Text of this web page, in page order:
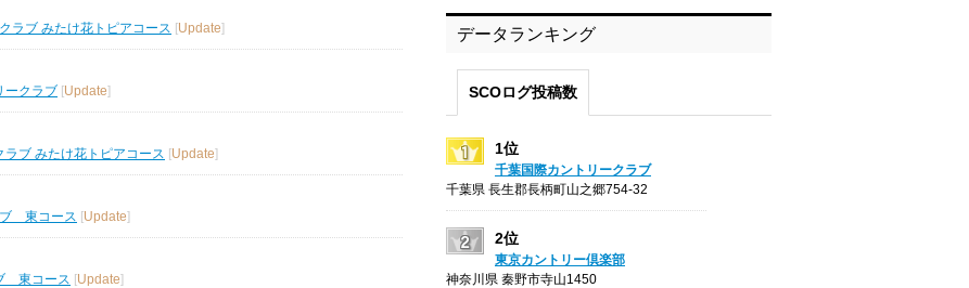
ラブ みたけ花トピアコース [Update]
ークラブ [Update]
ラブ みたけ花トピアコース [Update]
ブ 東コース [Update]
東コース [Update]
データランキング
SCOログ投稿数
1位
千葉国際カントリークラブ
千葉県 長生郡長柄町山之郷754-32
2位
東京カントリー倶楽部
神奈川県 秦野市寺山1450